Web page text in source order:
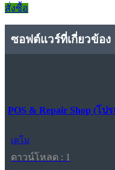
สั่งซื้อ
ซอฟต์แวร์ที่เกี่ยวข้อง
POS & Repair Shop (โ
เดโม
ดาวน์โหลด : 1